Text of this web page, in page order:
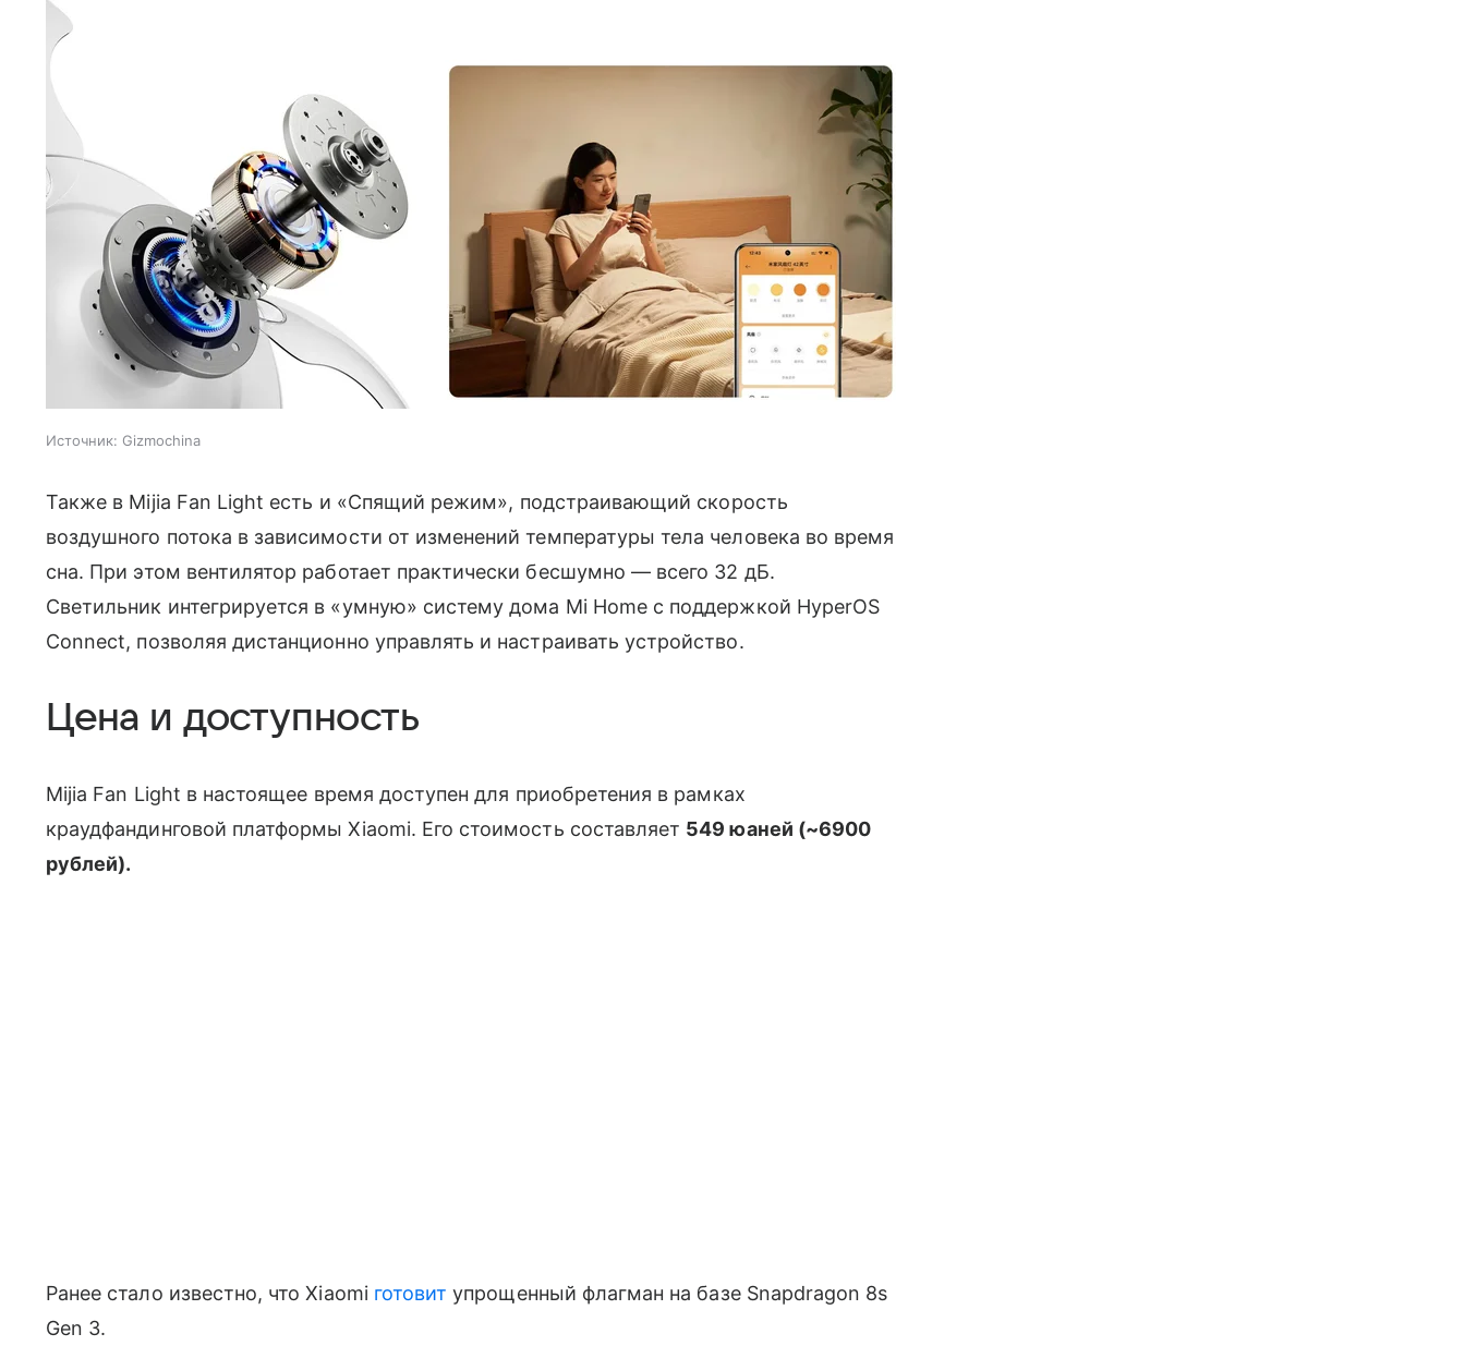
Источник: Gizmochina
Также в Mijia Fan Light есть и «Спящий режим», подстраивающий скорость
воздушного потока в зависимости от изменений температуры тела человека во время
сна. При этом вентилятор работает практически бесшумно — всего 32 дБ.
Светильник интегрируется в «умную» систему дома Mi Home с поддержкой HyperOS
Connect, позволяя дистанционно управлять и настраивать устройство.
Цена и доступность
Mijia Fan Light в настоящее время доступен для приобретения в рамках
краудфандинговой платформы Xiaomi. Его стоимость составляет 549 юаней (~6900
рублей).
Ранее стало известно, что Xiaomi готовит упрощенный флагман на базе Snapdragon 8s
Gen 3.